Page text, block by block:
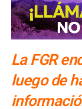
La FGR
luego de